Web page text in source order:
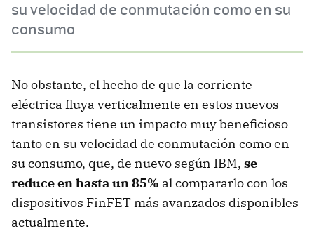
su velocidad de conmutación como en su
consumo
No obstante, el hecho de que la corriente
eléctrica fluya verticalmente en estos nuevos
transistores tiene un impacto muy beneficioso
tanto en su velocidad de conmutación como en
su consumo, que, de nuevo según IBM, se
reduce en hasta un 85% al compararlo con los
dispositivos FinFET más avanzados disponibles
actualmente.